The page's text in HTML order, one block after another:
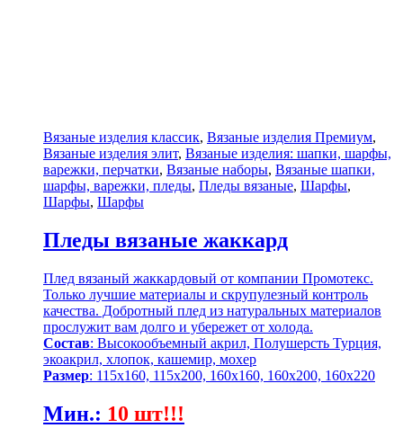
Вязаные изделия классик, Вязаные изделия Премиум,
Вязаные изделия элит, Вязаные изделия: шапки, шарфы,
варежки, перчатки, Вязаные наборы, Вязаные шапки,
шарфы, варежки, пледы, Пледы вязаные, Шарфы,
Шарфы, Шарфы
Пледы вязаные жаккард
Плед вязаный жаккардовый от компании Промотекс.
Только лучшие материалы и скрупулезный контроль
качества. Добротный плед из натуральных материалов
прослужит вам долго и убережет от холода.
Состав: Высокообъемный акрил, Полушерсть Турция,
экоакрил, хлопок, кашемир, мохер
Размер: 115х160, 115х200, 160х160, 160х200, 160х220
Мин.: 10 шт!!!